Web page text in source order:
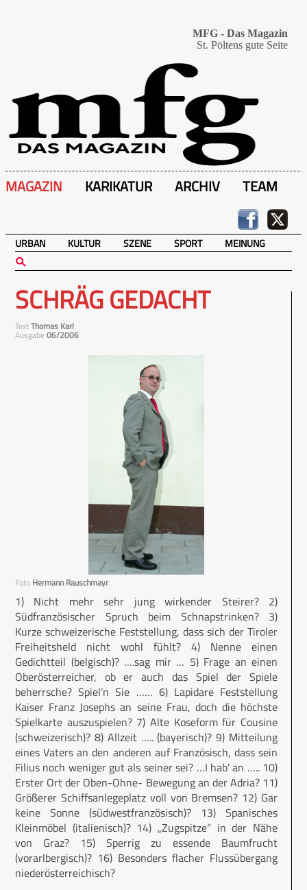
MFG - Das Magazin
St. Pöltens gute Seite
MAGAZIN KARIKATUR ARCHIV TEAM
URBAN KULTUR SZENE SPORT MEINUNG
SCHRÄG GEDACHT
TextThomas Karl
Ausgabe06/2006
Foto Hermann Rauschmayr
1) Nicht mehr sehr jung wirkender Steirer? 2)
Südfranzösischer Spruch beim Schnapstrinken? 3)
Kurze schweizerische Feststellung, dass sich der Tiroler
Freiheitsheld nicht wohl fühlt? 4) Nenne einen
Gedichtteil (belgisch)? ….sag mir … 5) Frage an einen
Oberösterreicher, ob er auch das Spiel der Spiele
beherrsche? Spiel’n Sie …… 6) Lapidare Feststellung
Kaiser Franz Josephs an seine Frau, doch die höchste
Spielkarte auszuspielen? 7) Alte Koseform für Cousine
(schweizerisch)? 8) Allzeit ….. (bayerisch)? 9) Mitteilung
eines Vaters an den anderen auf Französisch, dass sein
Filius noch weniger gut als seiner sei? …I hab’ an ….. 10)
Erster Ort der Oben-Ohne- Bewegung an der Adria? 11)
Größerer Schiffsanlegeplatz voll von Bremsen? 12) Gar
keine Sonne (südwestfranzösisch)? 13) Spanisches
Kleinmöbel (italienisch)? 14) „Zugspitze“ in der Nähe
von Graz? 15) Sperrig zu essende Baumfrucht
(vorarlbergisch)? 16) Besonders flacher Flussübergang
niederösterreichisch?